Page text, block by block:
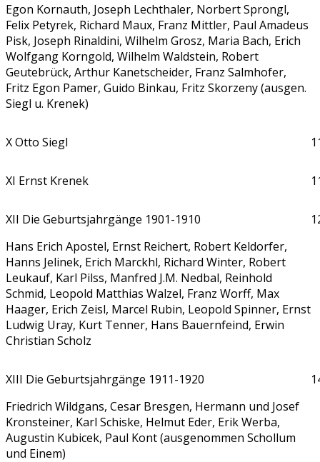
Egon Kornauth, Joseph Lechthaler, Norbert Sprongl,
Felix Petyrek, Richard Maux, Franz Mittler, Paul Amadeus
Pisk, Joseph Rinaldini, Wilhelm Grosz, Maria Bach, Erich
Wolfgang Korngold, Wilhelm Waldstein, Robert
Geutebrück, Arthur Kanetscheider, Franz Salmhofer,
Fritz Egon Pamer, Guido Binkau, Fritz Skorzeny (ausgen.
Siegl u. Krenek)
X Otto Siegl
XI Ernst Krenek
XII Die Geburtsjahrgänge 1901-1910
Hans Erich Apostel, Ernst Reichert, Robert Keldorfer,
Hanns Jelinek, Erich Marckhl, Richard Winter, Robert
Leukauf, Karl Pilss, Manfred J.M. Nedbal, Reinhold
Schmid, Leopold Matthias Walzel, Franz Worff, Max
Haager, Erich Zeisl, Marcel Rubin, Leopold Spinner, Ernst
Ludwig Uray, Kurt Tenner, Hans Bauernfeind, Erwin
Christian Scholz
XIII Die Geburtsjahrgänge 1911-1920
Friedrich Wildgans, Cesar Bresgen, Hermann und Josef
Kronsteiner, Karl Schiske, Helmut Eder, Erik Werba,
Augustin Kubicek, Paul Kont (ausgenommen Schollum
und Einem)